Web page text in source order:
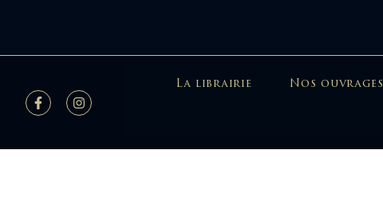
La librairie Nos ouvrages